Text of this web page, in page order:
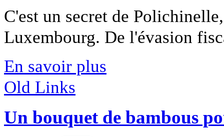
C'est un secret de
Luxembourg. De l'évasion
En savoir plus
Old Links
Un bouquet de bambous